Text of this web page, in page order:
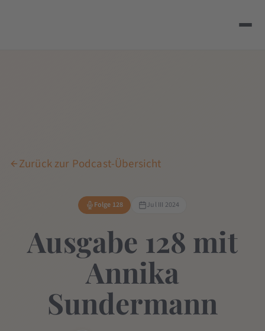
Zurück zur Podcast-Übersicht
Folge 128 Jul III 2024
Ausgabe 128 mit
Annika
Sundermann